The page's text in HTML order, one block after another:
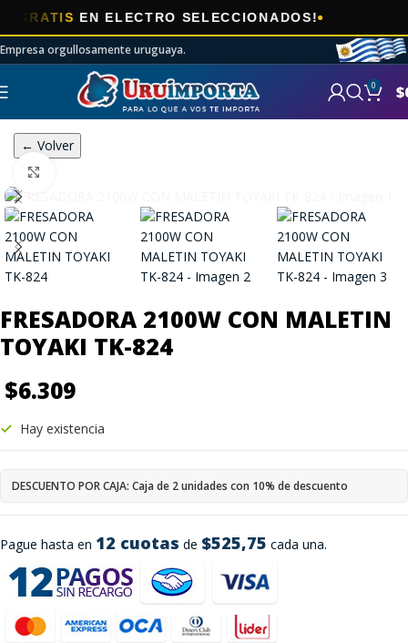
EN ELECTRO SELECCIONADOS!
Empresa orgullosamente uruguaya.
0 $
← Volver
FRESADORA 2100W CON MALETIN
TOYAKI TK-824
$6.309
Pague hasta en 12 cuotas de $525,75 cada una.
Hay existencia
DESCUENTO POR CAJA: Caja de 2 unidades con 10% de descuento